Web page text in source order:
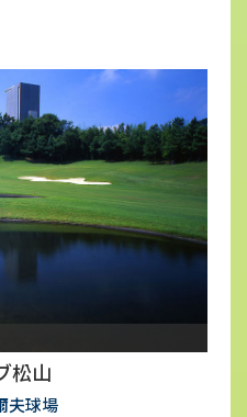
松山
夫球場